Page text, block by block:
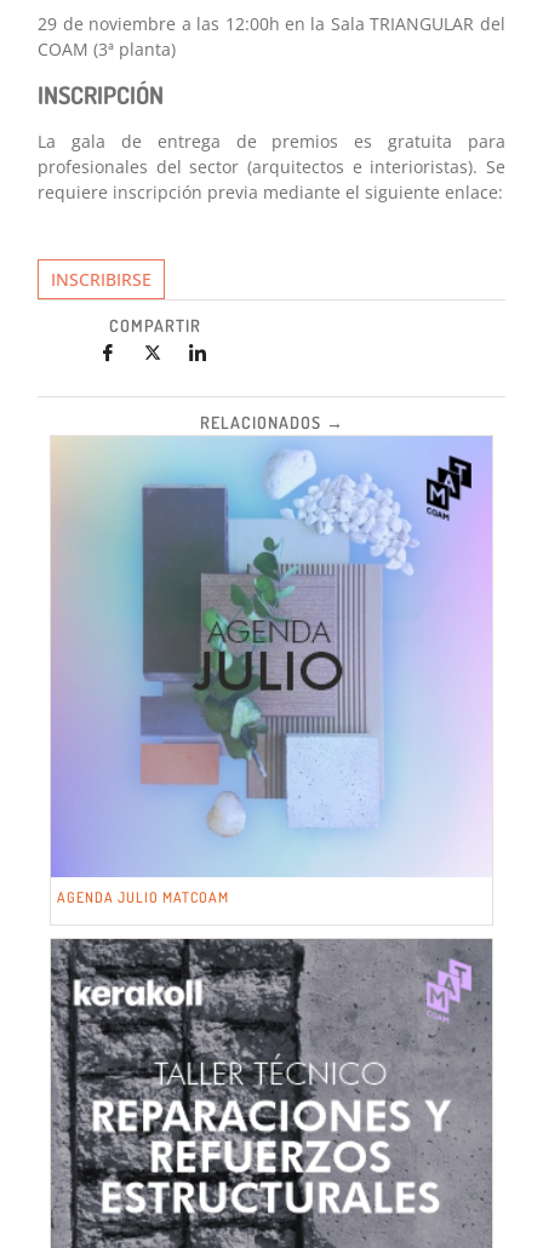
29 de noviembre a las 12:00h en la Sala TRIANGULAR del
COAM (3ª planta)
INSCRIPCIÓN
La gala de entrega de premios es gratuita para
profesionales del sector (arquitectos e interioristas). Se
requiere inscripción previa mediante el siguiente enlace:
INSCRIBIRSE
COMPARTIR
RELACIONADOS →
AGENDA JULIO MATCOAM